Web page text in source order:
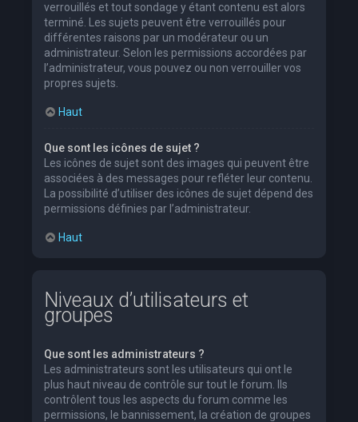
verrouillés et tout sondage y étant contenu est alors
terminé. Les sujets peuvent être verrouillés pour
différentes raisons par un modérateur ou un
administrateur. Selon les permissions accordées par
l’administrateur, vous pouvez ou non verrouiller vos
propres sujets.
Haut
Que sont les icônes de sujet ?
Les icônes de sujet sont des images qui peuvent être
associées à des messages pour refléter leur contenu.
La possibilité d’utiliser des icônes de sujet dépend des
permissions définies par l’administrateur.
Haut
Niveaux d’utilisateurs et
groupes
Que sont les administrateurs ?
Les administrateurs sont les utilisateurs qui ont le
plus haut niveau de contrôle sur tout le forum. Ils
contrôlent tous les aspects du forum comme les
permissions, le bannissement, la création de groupes